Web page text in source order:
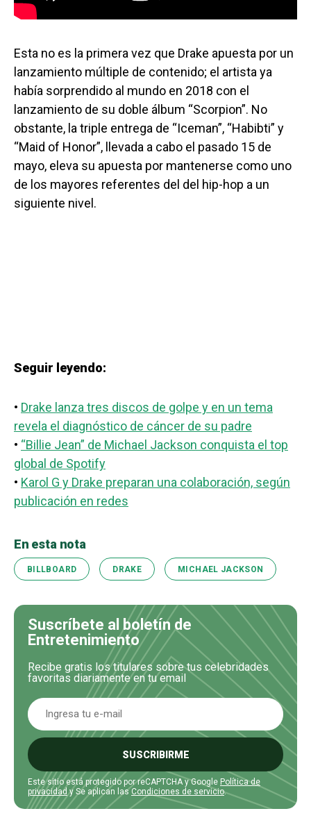
Esta no es la primera vez que Drake apuesta por un
lanzamiento múltiple de contenido; el artista ya
había sorprendido al mundo en 2018 con el
lanzamiento de su doble álbum “Scorpion”. No
obstante, la triple entrega de “Iceman”, “Habibti” y
“Maid of Honor”, llevada a cabo el pasado 15 de
mayo, eleva su apuesta por mantenerse como uno
de los mayores referentes del del hip-hop a un
siguiente nivel.
Seguir leyendo:
• Drake lanza tres discos de golpe y en un tema
revela el diagnóstico de cáncer de su padre
• “Billie Jean” de Michael Jackson conquista el top
global de Spotify
• Karol G y Drake preparan una colaboración, según
publicación en redes
En esta nota
BILLBOARD DRAKE MICHAEL JACKSON
Suscríbete al boletín de
Entretenimiento
Recibe gratis los titulares sobre tus celebridades
favoritas diariamente en tu email
SUSCRIBIRME
Este sitio está protegido por reCAPTCHA y Google Política de
privacidad y Se aplican lasCondiciones de servicio.